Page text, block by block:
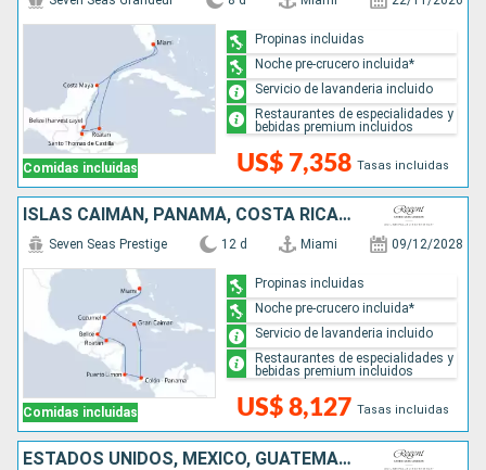
Comidas incluidas US$ 7,358 Tasas incluidas
Propinas incluidas
Noche pre-crucero incluida*
Servicio de lavanderia incluido
Restaurantes de especialidades y
bebidas premium incluidos
ISLAS CAIMÁN, PANAMÁ, COSTA RICA, HONDURAS, BELICE, MÉXICO, ESTADOS UNIDOS
Comidas incluidas
Seven Seas Prestige 12 d Miami 09/12/2028
US$ 8,127 Tasas incluidas
Propinas incluidas
Noche pre-crucero incluida*
Servicio de lavanderia incluido
Restaurantes de especialidades y
bebidas premium incluidos
ESTADOS UNIDOS, MÉXICO, GUATEMALA, BELICE, HONDURAS, JAMAICA, ISLAS CAIMÁN